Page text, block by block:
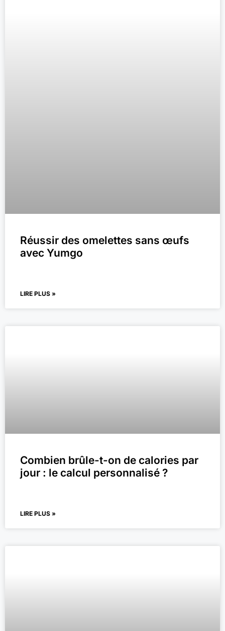
Réussir des omelettes sans œufs
avec Yumgo
LIRE PLUS »
Combien brûle-t-on de calories par
jour : le calcul personnalisé ?
LIRE PLUS »